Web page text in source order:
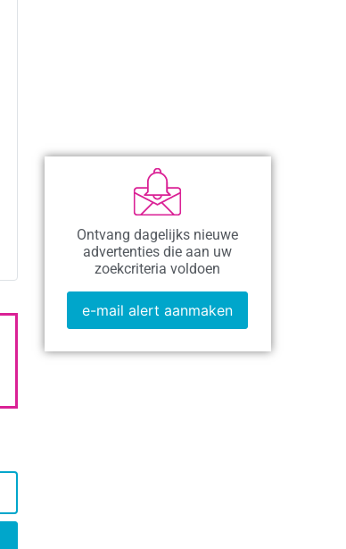
Ontvang dagelijks nieuwe
advertenties die aan uw
zoekcriteria voldoen
e-mail alert aanmaken